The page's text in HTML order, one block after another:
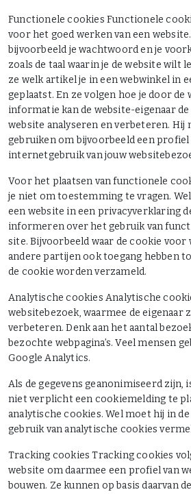
Functionele cookies Functionele
voor het goed werken van een
bijvoorbeeld je wachtwoord en je
zoals de taal waarin je de website wilt
ze welk artikel je in een webwinkel in
geplaatst. En ze volgen hoe je door de
informatie kan de website-eigenaar de
website analyseren en verbeteren. Hij
gebruiken om bijvoorbeeld een profiel
internetgebruik van jouw
Voor het plaatsen van functionele
je niet om toestemming te vragen.
een website in een privacyverklaring
informeren over het gebruik van
site. Bijvoorbeeld waar de cookie
andere partijen ook toegang hebben
de cookie worden verzameld.
Analytische cookies Analytische
websitebezoek, waarmee de eigenaar
verbeteren. Denk aan het aantal
bezochte webpagina’s. Veel mensen
Google Analytics.
Als de gegevens geanonimiseerd zijn,
niet verplicht een cookiemelding te
analytische cookies. Wel moet hij in
gebruik van analytische cookies
Tracking cookies Tracking cookies
website om daarmee een profiel van
bouwen. Ze kunnen op basis daarvan